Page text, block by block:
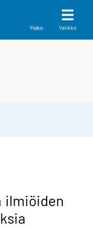
Haku Valikko
ilmiöiden